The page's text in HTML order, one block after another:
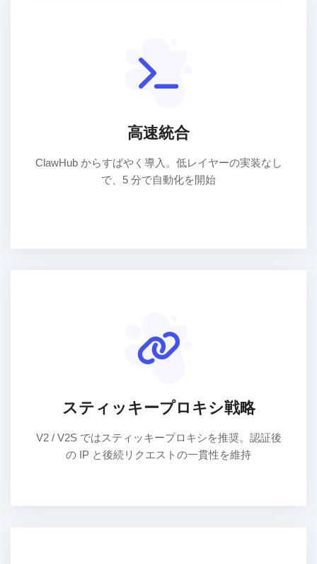
高速統合
ClawHub からすばやく導入。低レイヤーの実装なし
で、5 分で自動化を開始
スティッキープロキシ戦略
V2 / V2S ではスティッキープロキシを推奨。認証後
の IP と後続リクエストの一貫性を維持